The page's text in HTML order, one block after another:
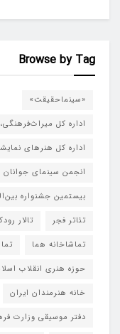
Browse by Tag
«سینماحقیقت»
اداره کل
اداره کل هنرهای
انجمن سینمای جوانان
بیستمین جشنواره
تئاتر فجر
تالار
تماشاخانه هما
حوزه هنری انقلاب
خانه هنرمندان ایران
دفتر موسیقی وزارت